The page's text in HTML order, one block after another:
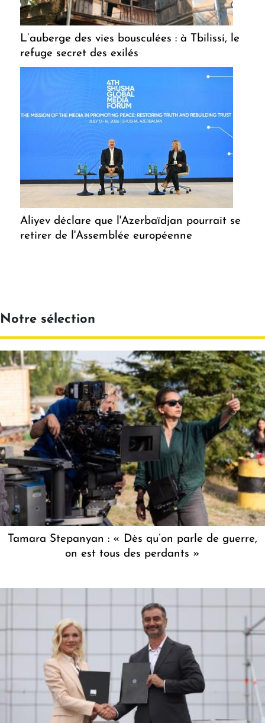
L’auberge des vies bousculées : à Tbilissi, le
refuge secret des exilés
Aliyev déclare que l'Azerbaïdjan pourrait se
retirer de l'Assemblée européenne
Notre sélection
Tamara Stepanyan : « Dès qu’on parle de guerre,
on est tous des perdants »